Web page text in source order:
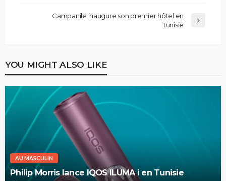
Campanile inaugure son premier hôtel en
Tunisie
YOU MIGHT ALSO LIKE
AU MASCULIN
Philip Morris lance IQOS ILUMA i en Tunisie